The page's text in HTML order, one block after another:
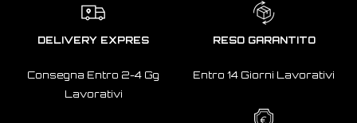
DELIVERY EXPRES
Consegna Entro 2-4 Gg
Lavorativi
RESO GARANTITO
Entro 14 Giorni Lavorativi